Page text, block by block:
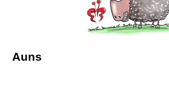
Auns